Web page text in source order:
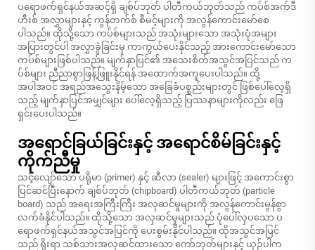
ပရောဖက်ရှင်နယ်အဆင့်ရှိ ချစ်ပ်ဘုတ် ပါတီကယ်ဘုတ်သည် ကပ်စ်အက်ဒီ
ဟီးစ် အလွှာများနှင့် ကွန်တက်စ် စီမင့်များကို အလွန်ကောင်းမော်စေ
ပါသည်။ ထိုသို့သော ကပ်စ်များသည် အသုံးများသော အသုံးပုံအများ
အပြားတွင်ပါ အလွှာခွဲခြင်းမှ ကာကွယ်ပေးနိုင်သည့် အားကောင်းမော်သော
ကပ်စ်များဖြစ်ပါသည်။ မျက်နှာပြင်၏ အသေးစိတ်အသွင်အပြင်သည် က
ပ်စ်များ ညီညာစွာဖြန့်ဖြူးနိုင်ရန် အထောက်အကူပေးပါသည်။ ထို့
အပါအဝင် အရည်အသွေးနိမ့်သော အခြေခံပစ္စည်းများတွင် ဖြစ်ပေါ်လေ့ရှိ
သည့် မျက်နှာပြင်အမျှင်များ ပေါ်လေ့ရှိသည့် ပြဿနာများကိုလည်း ဖြေ
ရှင်းပေးပါသည်။
အရောင်ခြယ်ခြင်းနှင့် အရောင်စိမ်ခြင်းနှင့်
ကိုက်ညီမှု
သင့်လျော်သော ပရိုမာ (primer) နှင့် ဆီလာ (sealer) များဖြင့် အကောင်းစွာ
ပြင်ဆင်ပြီးနောက် ချစ်ပ်ဘုတ် (chipboard) ပါတီကယ်ဘုတ် (particle
board) သည် အရေးအကြီးကြီး အလှဆင်မှုများကို အလွန်ကောင်းမွန်စွာ
လက်ခံနိုင်ပါသည်။ ထိုသို့သော အလှဆင်မှုများသည် ပုံပေါ်လှပသော ပ
ရောဖက်ရှင်နယ်အသွင်အပြင်ကို ပေးစွမ်းနိုင်ပါသည်။ ထိုအသွင်အပြင်
သည် ရိုးရာ သစ်သားအလှဆင်ထားသော ကော်ဘုတ်များနှင့် ယှဉ်ပါက